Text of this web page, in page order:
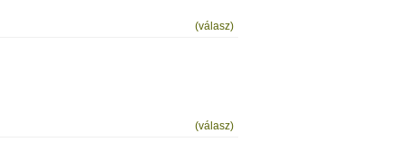
(válasz)
(válasz)